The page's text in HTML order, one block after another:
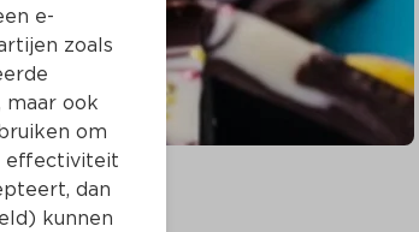
e-
zoals
ook
om
effectiviteit
dan
kunnen